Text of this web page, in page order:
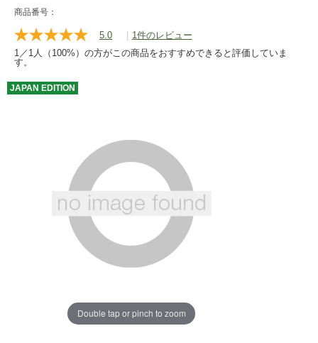
https://www.llbean.co.jp/womens/outer/down/g/
商品番号：
5.0
レ
ビ
ペ
ジ
ン
ク。
| 1件のレビュー
1／1人（100%）の方がこの商品をおすすめできると評価していま
す。
Double tap or pinch to zoom
JAPAN EDITION